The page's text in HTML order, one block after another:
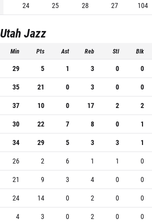
24 25 28 27 104
Utah Jazz
Min Pts Ast Reb Stl Blk
29 5 1 3 0
0
35 21 0 3 0
0
37 10 0 17 2
2
30 22 7 8 0
1
34 29 5 3 3
1
26 2 6 1 1
0
21 9 3 4 0
0
24 14 0 2 0
0
4 3 0 2 0
0